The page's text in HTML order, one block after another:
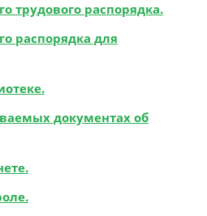
трудового распорядка.
распорядка для
документах об